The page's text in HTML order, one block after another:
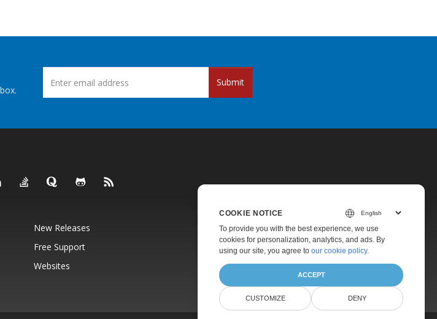
Submit
New Releases
Pricing
Free Support
Paid Support
Websites About
COOKIE NOTICE
To provide you with the best experience, we use
cookies for personalization, analytics, and ads. By
using our site, you agree to our cookie policy.
ACCEPT
CUSTOMIZE DENY